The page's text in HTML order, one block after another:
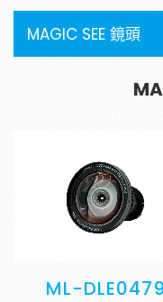
聯絡資訊
聯絡我們
MAGIC SEE 鏡頭
ML-DLE0479